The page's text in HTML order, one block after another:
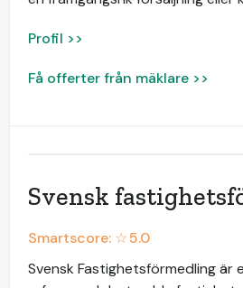
Profil >>
Få offerter från mäklare >>
Svensk
Smartscore: ☆5.0
Svensk Fastighetsförmedling är